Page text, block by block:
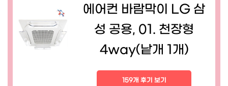
에어컨 바람막이 LG 삼
성 공용, 01. 천장형
4way(낱개 1개)
159개 후기 보기